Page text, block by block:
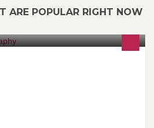
ARE POPULAR RIGHT NOW